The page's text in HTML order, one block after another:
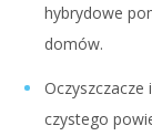
hybrydowe
domów.
Oczyszczacze
czystego